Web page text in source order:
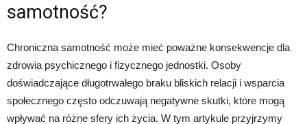
samotność?
Chroniczna samotność może mieć poważne konsekwencje dla
zdrowia psychicznego i fizycznego jednostki. Osoby
doświadczające długotrwałego braku bliskich relacji i wsparcia
społecznego często odczuwają negatywne skutki, które mogą
wpływać na różne sfery ich życia. W tym artykule przyjrzymy